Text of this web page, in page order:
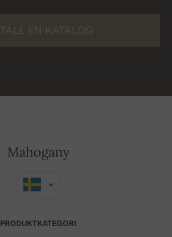
Mahogany
PRODUKTKATEGORI